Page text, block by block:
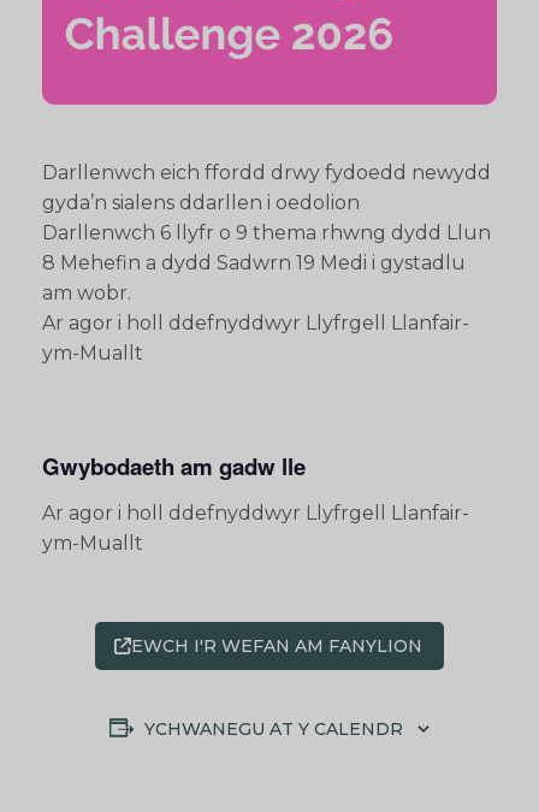
Darllenwch eich ffordd drwy fydoedd newydd
gyda’n sialens ddarllen i oedolion
Darllenwch 6 llyfr o 9 thema rhwng dydd Llun
8 Mehefin a dydd Sadwrn 19 Medi i gystadlu
am wobr.
Ar agor i holl ddefnyddwyr Llyfrgell Llanfair-
ym-Muallt
Gwybodaeth am gadw lle
Ar agor i holl ddefnyddwyr Llyfrgell Llanfair-
ym-Muallt
EWCH I'R WEFAN AM FANYLION
YCHWANEGU AT Y CALENDR